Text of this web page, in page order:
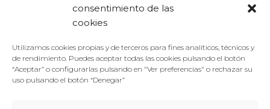
consentimiento de las
cookies
Utilizamos cookies propias y de terceros para fines analíticos, técnicos y
de rendimiento. Puedes aceptar todas las cookies pulsando el botón
“Aceptar” o configurarlas pulsando en "Ver preferencias" o rechazar su
uso pulsando el botón “Denegar”